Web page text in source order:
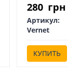
280 грн
Артикул:
Vernet
КУПИТЬ